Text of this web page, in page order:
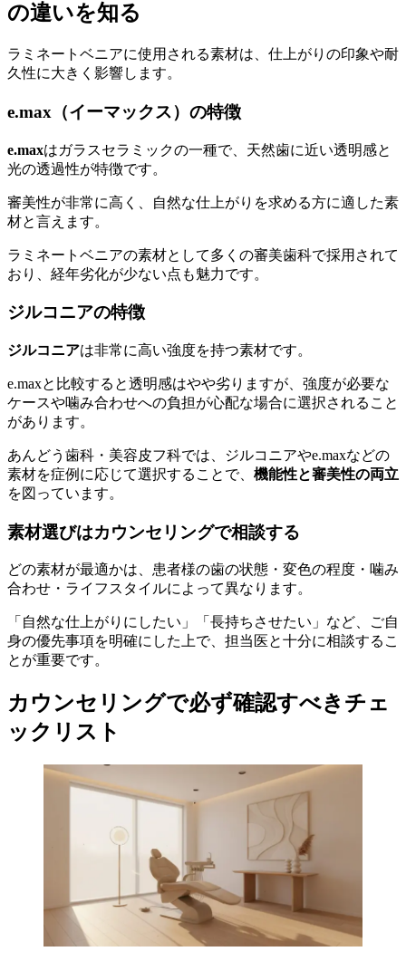
の違いを知る
ラミネートベニアに使用される素材は、仕上がりの印象や耐
久性に大きく影響します。
e.max（イーマックス）の特徴
e.maxはガラスセラミックの一種で、天然歯に近い透明感と
光の透過性が特徴です。
審美性が非常に高く、自然な仕上がりを求める方に適した素
材と言えます。
ラミネートベニアの素材として多くの審美歯科で採用されて
おり、経年劣化が少ない点も魅力です。
ジルコニアの特徴
ジルコニアは非常に高い強度を持つ素材です。
e.maxと比較すると透明感はやや劣りますが、強度が必要な
ケースや噛み合わせへの負担が心配な場合に選択されること
があります。
あんどう歯科・美容皮フ科では、ジルコニアやe.maxなどの
素材を症例に応じて選択することで、 機能性と審美性の両立
を図っています。
素材選びはカウンセリングで相談する
どの素材が最適かは、患者様の歯の状態・変色の程度・噛み
合わせ・ライフスタイルによって異なります。
「自然な仕上がりにしたい」「長持ちさせたい」など、ご自
身の優先事項を明確にした上で、担当医と十分に相談するこ
とが重要です。
カウンセリングで必ず確認すべきチェ
ックリスト